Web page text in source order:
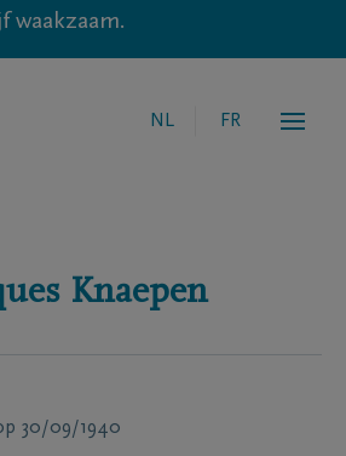
waakzaam.
NL FR
Knaepen
30/09/1940